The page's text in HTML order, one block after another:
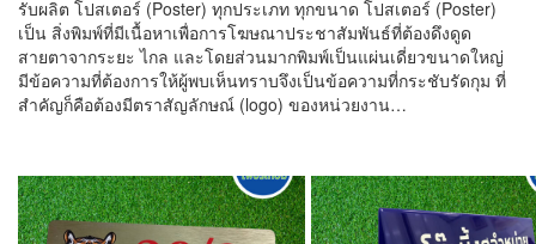
รับผลิต โปสเตอร์ (Poster) ทุกประเภท ทุกขนาด โปสเตอร์ (Poster)
เป็น สิ่งพิมพ์ที่มีเนื้อหาเพื่อการโฆษณาประชาสัมพันธ์ที่ต้องดึงดูด
สายตาจากระยะ ไกล และโดยส่วนมากพิมพ์เป็นแผ่นเดี่ยวขนาดใหญ่
มีข้อความที่ต้องการให้ผู้พบเห็นทราบจึงเป็นข้อความที่กระชับรัดกุม ที่
สำคัญก็คือต้องมีตราสัญลักษณ์ (logo) ของหน่วยงาน…